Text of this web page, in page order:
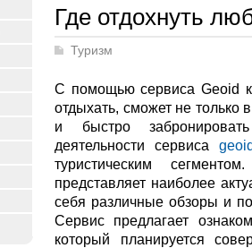
Где отдохнуть
Туризм
С помощью сервиса Geoid
отдыхать, сможет не
и быстро
деятельности сервиса
туристическим
представляет наиболее
себя различные обзоры и
Сервис предлагает
который планируется